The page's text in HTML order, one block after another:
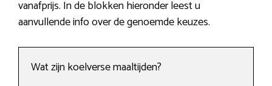
vanafprijs. In de blokken hieronder leest u
aanvullende info over de genoemde keuzes.
Wat zijn koelverse maaltijden?